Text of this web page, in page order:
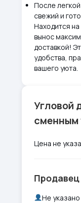
После
свежий и
Находится
вынос
доставкой!
удобства,
вашего уюта.
Угловой
сменным
Цена не
Продавец
Не указано